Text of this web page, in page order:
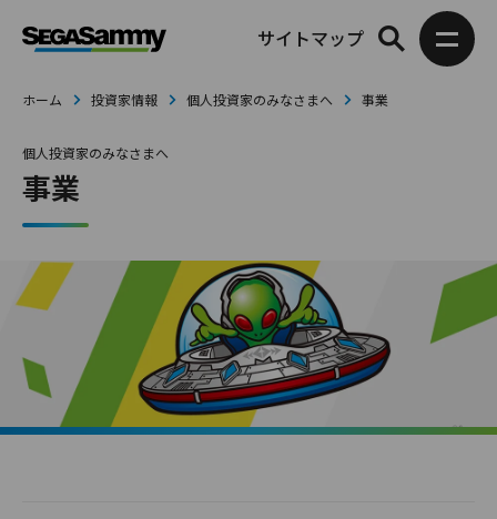
サイトマップ
ホーム 投資家情報 個人投資家のみなさまへ 事業
個人投資家のみなさまへ
事業